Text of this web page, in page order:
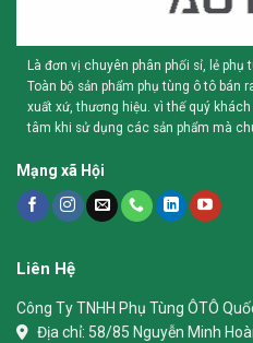
Là đơn vị chuyên phân phối sỉ, lẻ
Toàn bộ sản phẩm phụ tùng ô tô bán
xuất xứ, thương hiệu. vì thế quý
tâm khi sử dụng các sản phẩm mà
Mạng xã Hội
Liên Hệ
Công Ty TNHH Phụ Tùng ÔTÔ
Địa chỉ: 58/85 Nguyễn Minh